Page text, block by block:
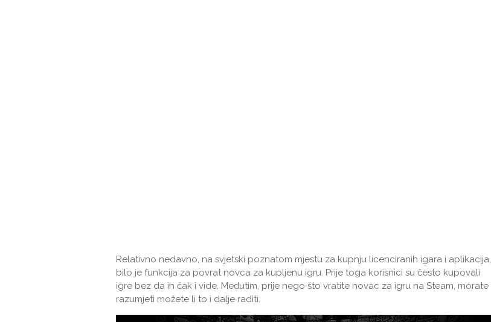
Relativno nedavno, na svjetski poznatom mjestu za kupnju licenciranih igara i aplikacija,
bilo je funkcija za povrat novca za kupljenu igru. Prije toga korisnici su često kupovali
igre bez da ih čak i vide. Međutim, prije nego što vratite novac za igru ​​na Steam, morate
razumjeti možete li to i dalje raditi.